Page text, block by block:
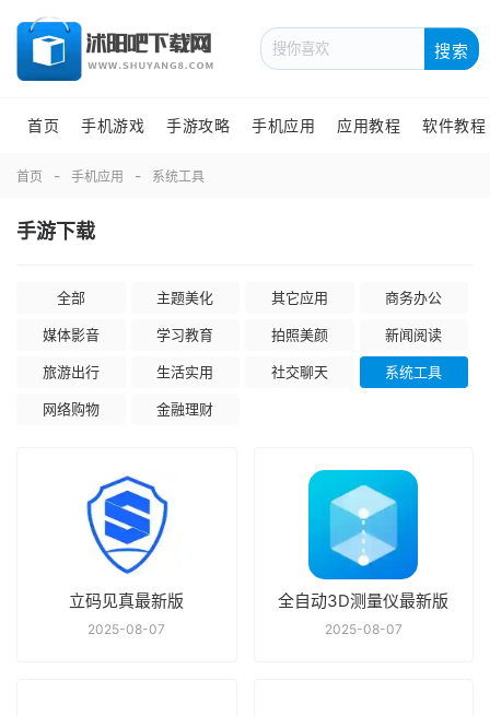
搜索
首页 手机游戏 手游攻略 手机应用 应用教程 软件教程
首页 手机应用 系统工具
手游下载
全部 主题美化 其它应用 商务办公
媒体影音 学习教育 拍照美颜 新闻阅读
旅游出行 生活实用 社交聊天 系统工具
网络购物 金融理财
立码见真最新版
2025-08-07
全自动3D测量仪最新版
2025-08-07